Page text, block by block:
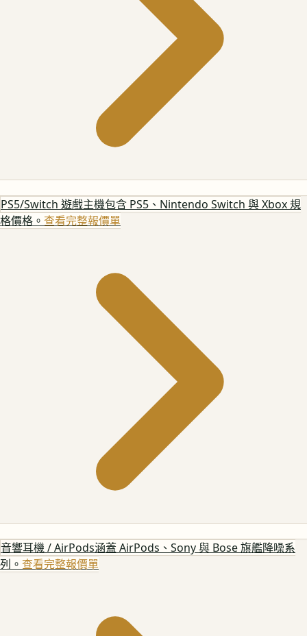
PS5/Switch 遊戲主機包含 PS5、Nintendo Switch 與 Xbox 規
格價格。 查看完整報價單
音響耳機 / AirPods涵蓋 AirPods、Sony 與 Bose 旗艦降噪系
列。 查看完整報價單